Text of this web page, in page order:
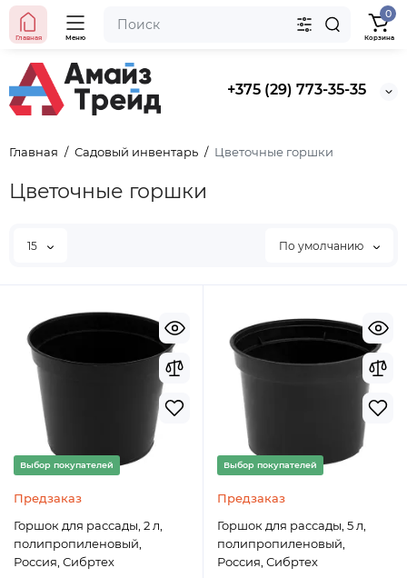
+375 (29) 773-35-35
Главная Меню
0
Корзина
Главная Садовый инвентарь Цветочные горшки
Цветочные горшки
15 По умолчанию
Выбор покупателей
Предзаказ
Горшок для рассады, 2 л,
полипропиленовый,
Россия, Сибртех
Выбор покупателей
Предзаказ
Горшок для рассады, 5 л,
полипропиленовый,
Россия, Сибртех